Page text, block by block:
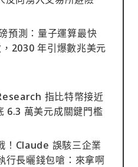
預測：量子運算最快
2030 年引爆數兆美元
指比特幣接近
6.3 萬美元成關鍵門檻
！Claude 誤駭三企業
行長曬錢包嗆：來拿啊